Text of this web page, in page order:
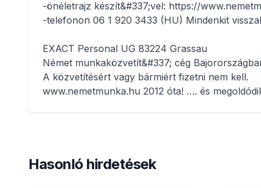
-önéletrajz készít&#337;vel: https://
-telefonon 06 1 920 3433 (HU) Mindenkit
EXACT Personal UG 83224 Grassau
Német munkaközvetít&#337; cég
A közvetítésért vagy bármiért fizetni nem kell.
www.nemetmunka.hu 2012 óta! …. és
Hasonló hirdetések